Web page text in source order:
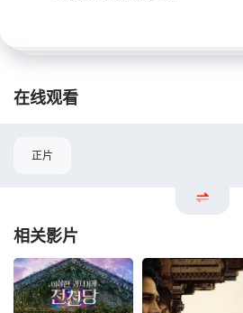
在线观看
正片
相关影片